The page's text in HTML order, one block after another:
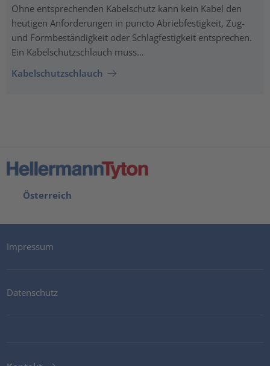
Ohne entsprechenden Kabelschutz kann kein Kabel den
heutigen Anforderungen in puncto Abriebfestigkeit, Zug-
und Formbeständigkeit oder Schlagfestigkeit entsprechen.
Ein Kabelschutzschlauch muss…
Kabelschutzschlauch
Österreich
Impressum
Datenschutz